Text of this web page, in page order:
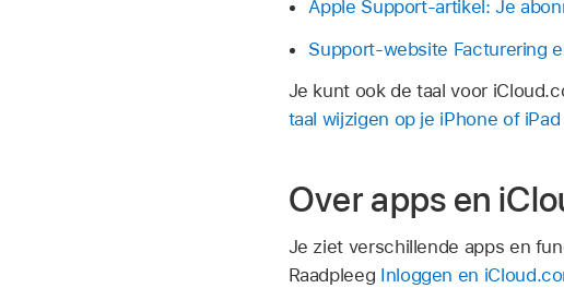
Apple Support-artikel: Je
Support-website Facturering
Je kunt ook de taal voor
taal wijzigen op je iPhone of iPad
Over apps en
Je ziet verschillende apps en
Raadpleeg Inloggen en